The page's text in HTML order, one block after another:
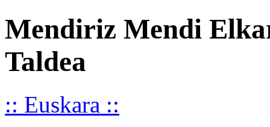
Mendiriz Mendi
Taldea
:: Euskara ::